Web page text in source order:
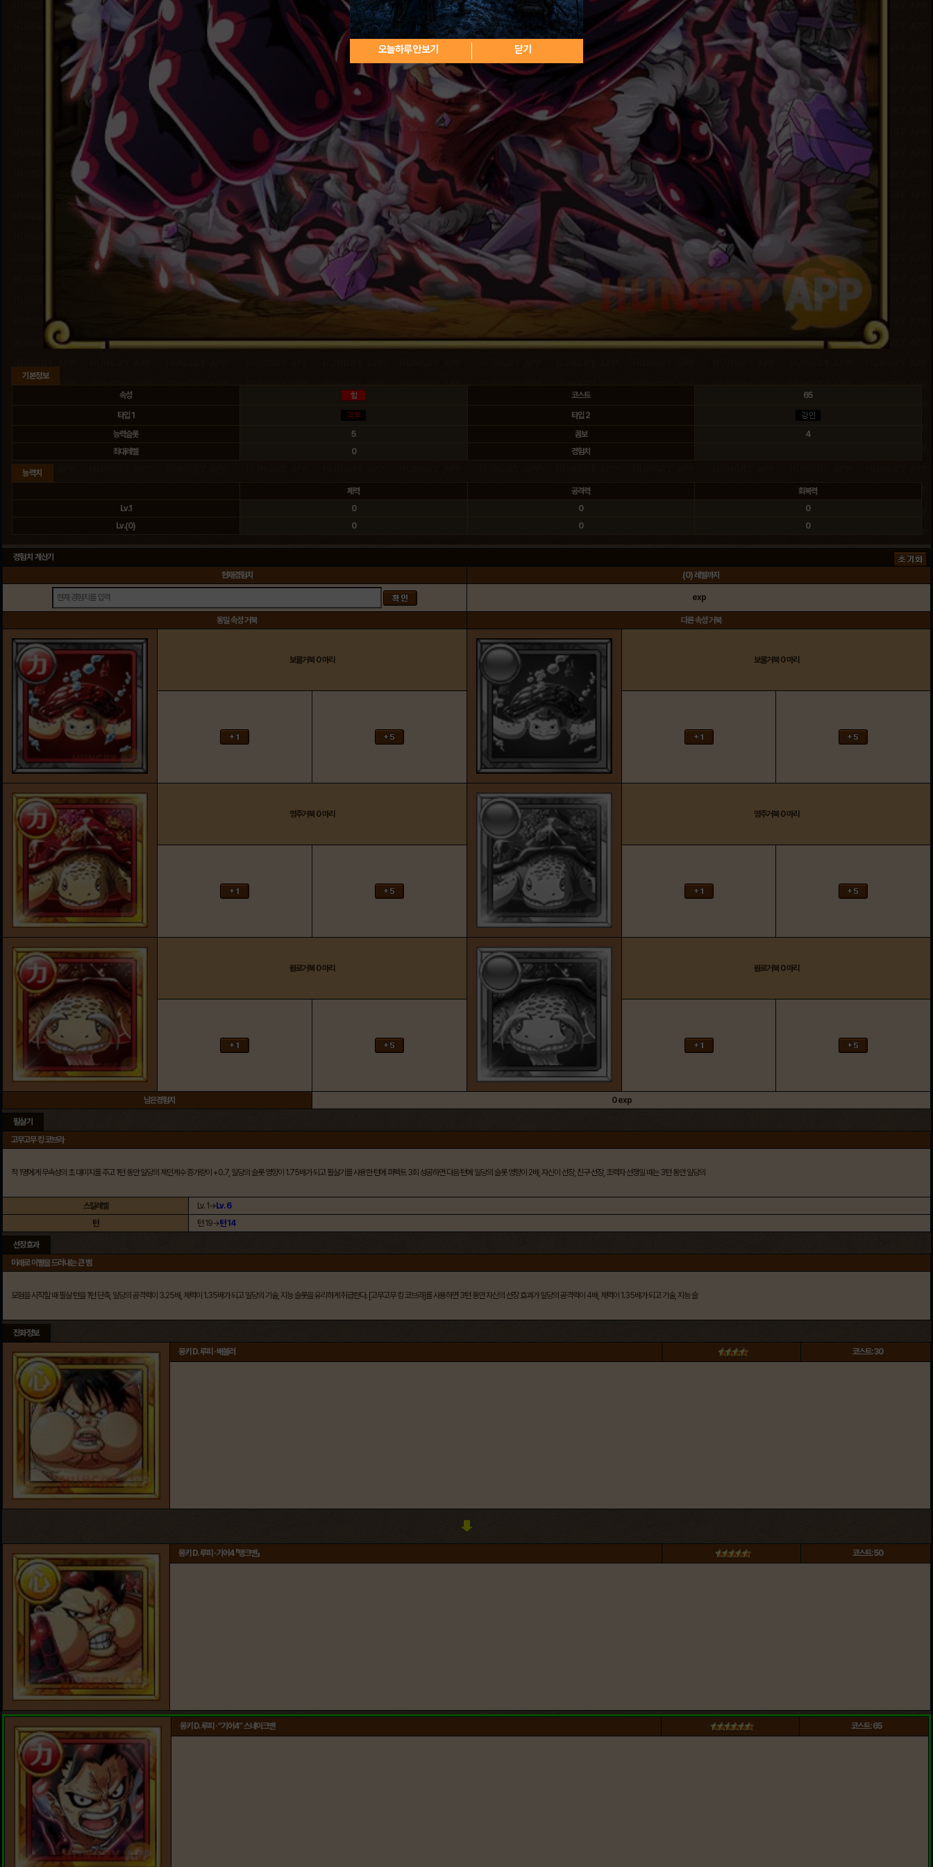
기본정보
속성
코스트 65
타입 1
타입 2
능력슬롯
5 콤보
4
최대레벨
0 경험치
능력치
체력
공격력
회복력
Lv.1
0 0
0
Lv.(0) 0 0 0
경험치 계산기
현재경험치
(0) 레벨까지
exp
동일 속성 거북 다른 속성 거북
보물거북0마리 보물거북0마리
영주거북0마리 영주거북0마리
원로거북0마리 원로거북0마리
남은경험치 0exp
필살기
고무고무 킹 코브라
적 1명에게 무속성의 초 대미지를 주고 1턴 동안 일당의 체인계수 증가량이 +0.7, 일당의 슬롯 영향이 1.75배가 되고 필살기를 사용한 턴에 퍼펙트 3회 성공하면 다음 턴에 일당의 슬롯 영향이 2배, 자신이 선장, 친구 선장, 조력자 선쟁일 때는 3턴 동안 일당의
스킬레벨 Lv. 1→Lv. 6
턴
턴 19→턴 14
선장효과
미래로 이빨을 드러내는 큰 뱀
모험을 시작할 때 필살 턴을 1턴 단축, 일당의 공격력이 3.25배, 체력이 1.35배가 되고 일당의 기술, 지능 슬롯을 유리하게 취급한다. [고무고무 킹 코브라]를 사용하면 3턴 동안 자신의 선장 효과가 일당의 공격력이 4배, 체력이 1.35배가 되고 기술, 지능 슬
진화정보
몽키 D. 루피 · 배불러
코스트: 30
몽키 D. 루피 · 기어4 「탱크맨」 코스트: 50
몽키 D. 루피 · “기어4” 스네이크맨 코스트: 65
오늘하루 안보기 닫기